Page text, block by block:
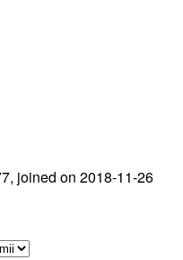
joined on 2018-11-26